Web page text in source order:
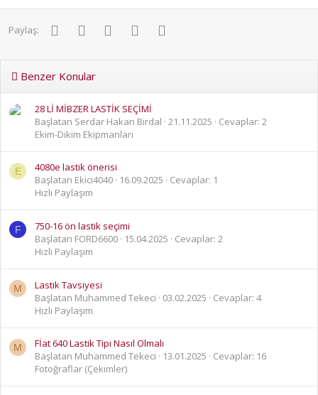
Paylaş: FacebookTwitter PinterestWhatsApp
Benzer Konular
28 Lİ MİBZER LASTİK SEÇİMİ
Başlatan Serdar Hakan Birdal 21.11.2025
Cevaplar: 2
Ekim-Dikim Ekipmanları
E
4080e lastik önerisi
Başlatan Ekici4040
16.09.2025
Cevaplar: 1
Hızlı Paylaşım
F
750-16 ön lastik seçimi
Başlatan FORD6600
15.04.2025
Cevaplar: 2
Hızlı Paylaşım
M
Lastik Tavsiyesi
Başlatan Muhammed Tekeci
03.02.2025
Cevaplar: 4
Hızlı Paylaşım
M
Fİat 640 Lastik Tipi Nasıl Olmalı
Başlatan Muhammed Tekeci
13.01.2025
Cevaplar: 16
Fotoğraflar (Çekimler)